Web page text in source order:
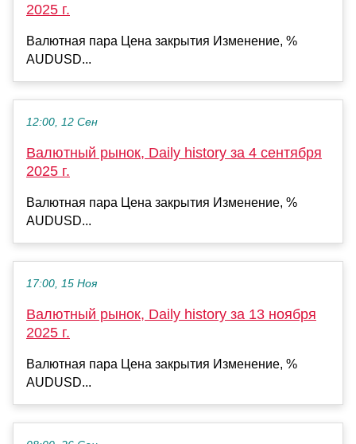
2025 г.
Валютная пара Цена закрытия Изменение, %
AUDUSD...
12:00, 12 Сен
Валютный рынок, Daily history за 4 сентября
2025 г.
Валютная пара Цена закрытия Изменение, %
AUDUSD...
17:00, 15 Ноя
Валютный рынок, Daily history за 13 ноября
2025 г.
Валютная пара Цена закрытия Изменение, %
AUDUSD...